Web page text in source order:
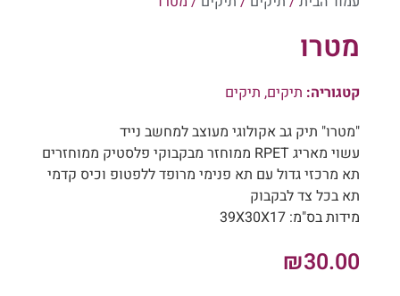
מטרו
קטגוריה:תיקים,תיקים
"מטרו" תיק גב אקולוגי מעוצב למחשב נייד
עשוי מאריג RPET ממוחזר מבקבוקי פלסטיק ממוחזרים
תא מרכזי גדול עם תא פנימי מרופד ללפטופ וכיס קדמי
תא בכל צד לבקבוק
מידות בס"מ: 39X30X17
₪30.00